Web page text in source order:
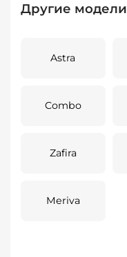
Другие модели
Astra
Combo
Zafira
Meriva